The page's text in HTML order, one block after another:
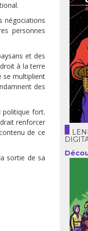
négociations
personnes
et des
à la terre
se multiplient
des
politique fort.
renforcer
de ce
sortie de sa